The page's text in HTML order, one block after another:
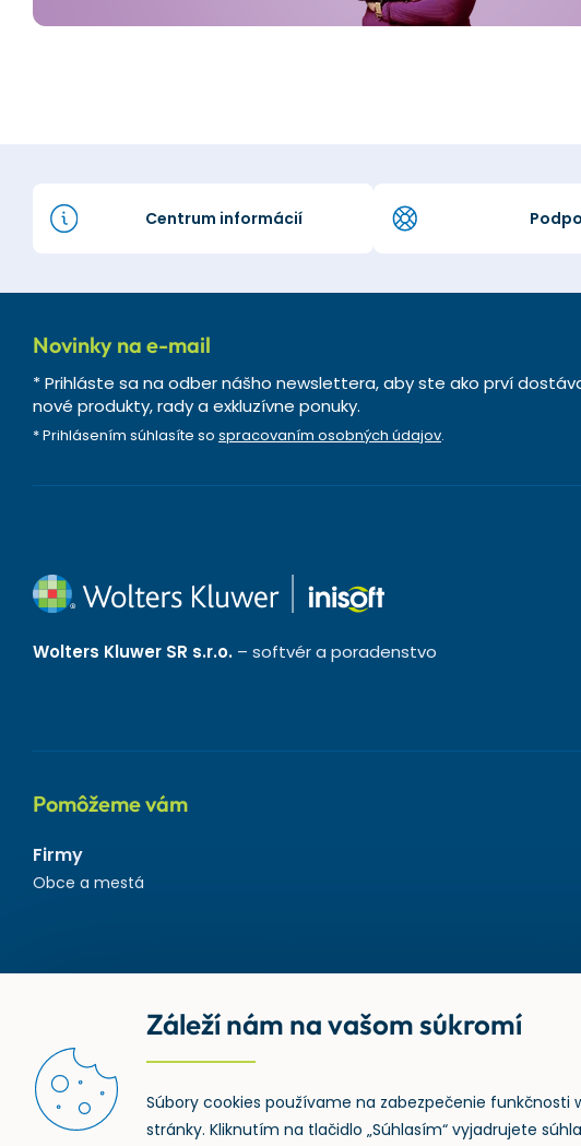
Centrum informácií
Novinky na e-mail
* Prihláste sa na odber nášho newslettera, aby ste ako prví
nové produkty, rady a exkluzívne ponuky.
* Prihlásením súhlasíte so spracovaním osobných údajov.
Wolters Kluwer SR s.r.o. – softvér a poradenstvo
Pomôžeme vám
Firmy
Obce a mestá
Záleží nám na vašom súkromí
Súbory cookies používame na zabezpečenie
stránky. Kliknutím na tlačidlo „Súhlasím“ vyjadrujete